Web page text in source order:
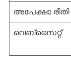
അപേക്ഷാ രീതി
വെബ്സൈറ്റ്